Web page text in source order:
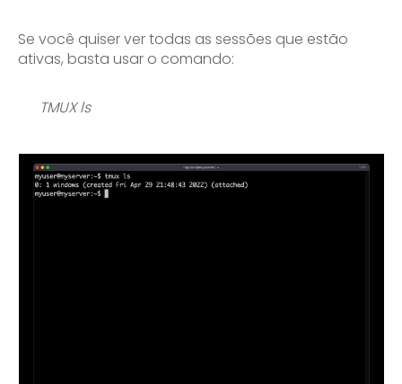
Se você quiser ver todas as sessões que estão
ativas, basta usar o comando:
TMUX ls